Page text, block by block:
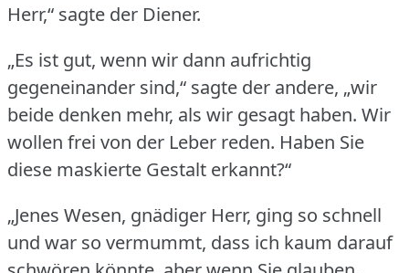
Herr,“ sagte der Diener.
„Es ist gut, wenn wir dann aufrichtig
gegeneinander sind,“ sagte der andere, „wir
beide denken mehr, als wir gesagt haben. Wir
wollen frei von der Leber reden. Haben Sie
diese maskierte Gestalt erkannt?“
„Jenes Wesen, gnädiger Herr, ging so schnell
und war so vermummt, dass ich kaum darauf